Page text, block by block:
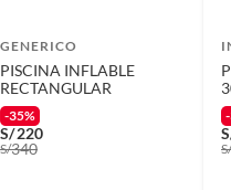
GENERICO
PISCINA INFLABLE
RECTANGULAR
-35%
S/220
S/340 S/